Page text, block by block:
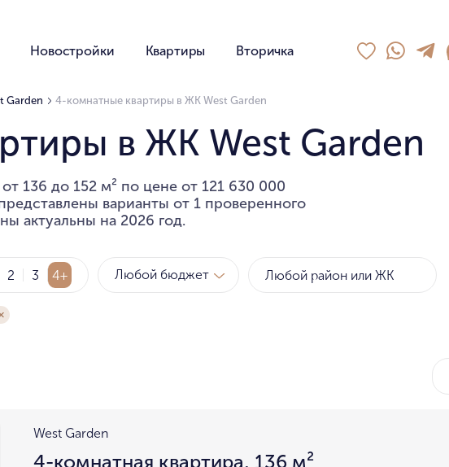
Новостройки Квартиры Вторичка
Garden 4-комнатные квартиры в ЖК West Garden
в ЖК West Garden
136 до 152 м² по цене от 121 630 000
варианты от 1 проверенного
актуальны на 2026 год.
2 3 4+ Любой бюджет
на Патриарших на Чистых
West Garden
4-комнатная квартира, 136 м²